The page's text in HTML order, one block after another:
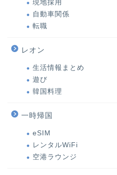
現地採用
自動車関係
転職
レオン
生活情報まとめ
遊び
韓国料理
一時帰国
eSIM
レンタルWiFi
空港ラウンジ